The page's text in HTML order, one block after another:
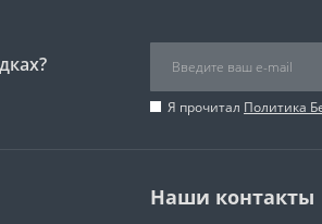
Я прочитал Политика
Наши контакты